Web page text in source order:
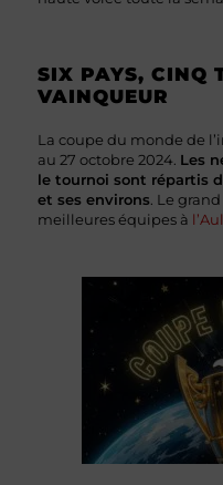
SIX PAYS, CINQ
VAINQUEUR
La coupe du monde de
au 27 octobre 2024. Les
le tournoi sont répartis
et ses environs . Le
meilleures équipes à